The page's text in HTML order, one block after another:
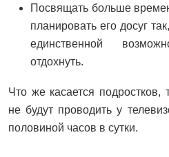
Посвящать больше
планировать его досуг
единственной
отдохнуть.
Что же касается подростков,
не будут проводить у
половиной часов в сутки.